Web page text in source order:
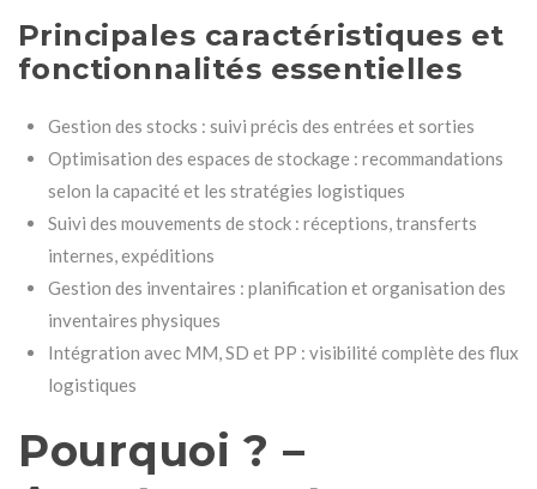
Principales caractéristiques et
fonctionnalités essentielles
Gestion des stocks : suivi précis des entrées et sorties
Optimisation des espaces de stockage : recommandations
selon la capacité et les stratégies logistiques
Suivi des mouvements de stock : réceptions, transferts
internes, expéditions
Gestion des inventaires : planification et organisation des
inventaires physiques
Intégration avec MM, SD et PP : visibilité complète des flux
logistiques
Pourquoi ? –